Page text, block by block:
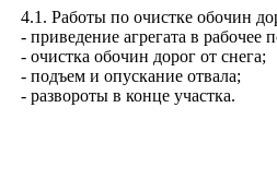
4.1 . Работы по очистке обочин
- приведение агрегата в рабочее
- очистка обочин дорог от снега;
- подъем и опускание отвала;
- развороты в конце участка.